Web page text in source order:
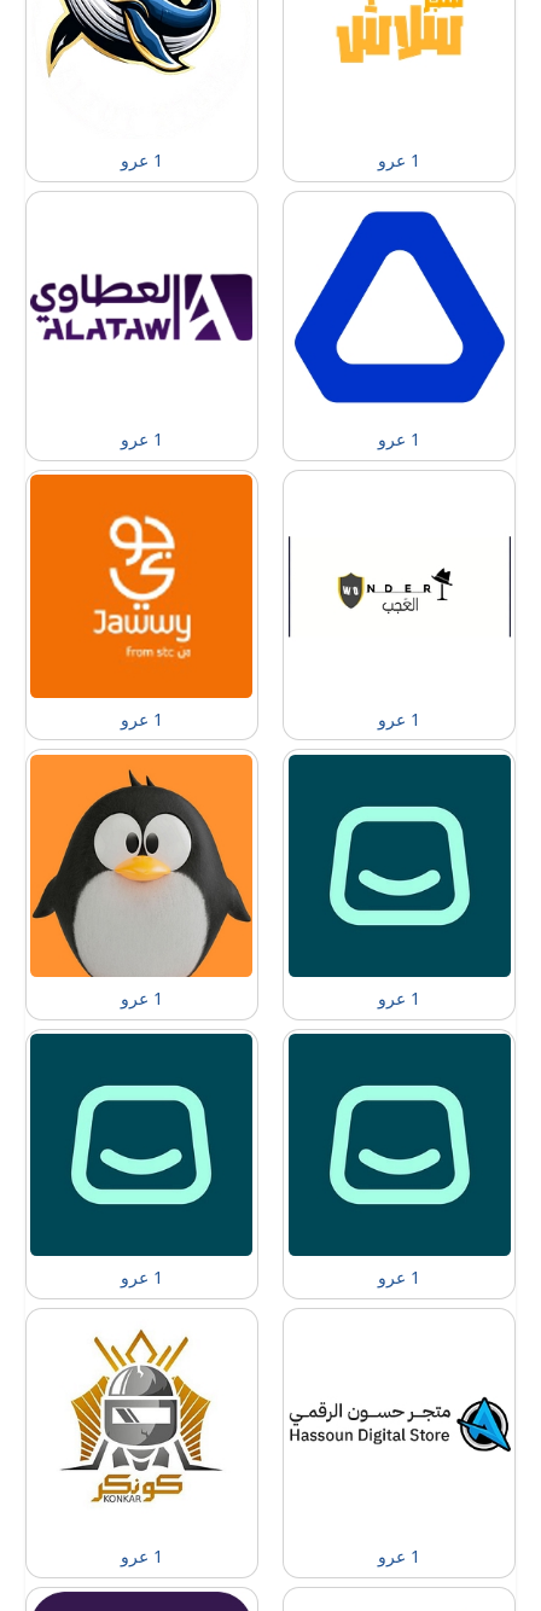
1 عرو 1 عرو
1 عرو 1 عرو
1 عرو 1 عرو
1 عرو 1 عرو
1 عرو 1 عرو
1 عرو 1 عرو